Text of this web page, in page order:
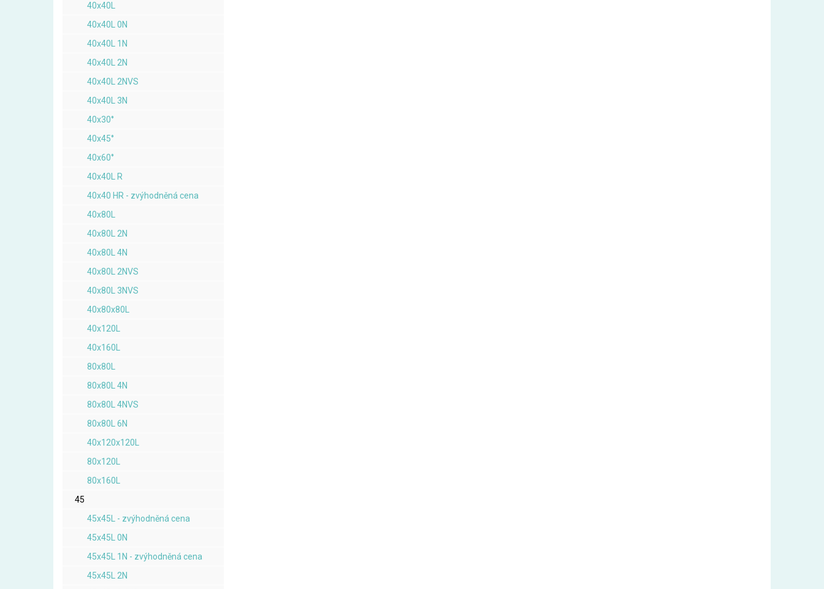
40x40L
40x40L 0N
40x40L 1N
40x40L 2N
40x40L 2NVS
40x40L 3N
40x30°
40x45°
40x60°
40x40L R
40x40 HR - zvýhodněná cena
40x80L
40x80L 2N
40x80L 4N
40x80L 2NVS
40x80L 3NVS
40x80x80L
40x120L
40x160L
80x80L
80x80L 4N
80x80L 4NVS
80x80L 6N
40x120x120L
80x120L
80x160L
45
45x45L - zvýhodněná cena
45x45L 0N
45x45L 1N - zvýhodněná cena
45x45L 2N